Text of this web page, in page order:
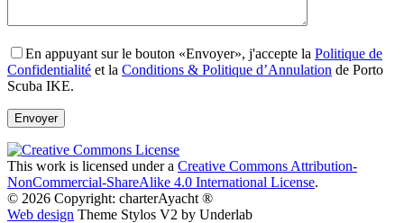
En appuyant sur le bouton «Envoyer», j'accepte la Politique de
Confidentialité et la Conditions & Politique d’Annulation de Porto
Scuba IKE.
This work is licensed under a Creative Commons Attribution-
NonCommercial-ShareAlike 4.0 International License.
© 2026 Copyright: charterAyacht ®
Web design Theme Stylos V2 by Underlab